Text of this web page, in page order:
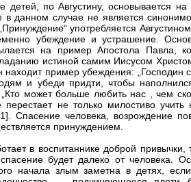
детей, по Августину, основывается
данном случае не является
употребляется
убеждение и устрашение.
на пример Апостола Павла,
истиной самим Иисусом
пример убеждения: „Господин
и убеди придти, чтобы
может больше любить нас , чем
не только милостиво
Спасение человека, возрождение
принуждением.
в воспитаннике доброй привычки,
будет далеко от человека.
начала злым заметна в детях,